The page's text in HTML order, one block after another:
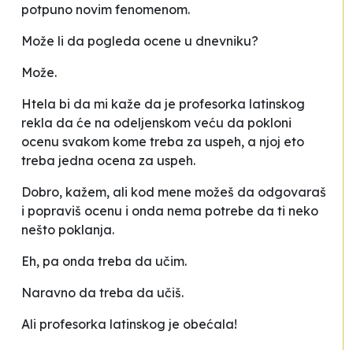
potpuno novim fenomenom.
Može li da pogleda ocene u dnevniku?
Može.
Htela bi da mi kaže da je profesorka latinskog
rekla da će na odeljenskom veću da pokloni
ocenu svakom kome treba za uspeh, a njoj eto
treba jedna ocena za uspeh.
Dobro, kažem, ali kod mene možeš da odgovaraš
i popraviš ocenu i onda nema potrebe da ti neko
nešto poklanja.
Eh, pa onda treba da učim.
Naravno da treba da učiš.
Ali profesorka latinskog je obećala!